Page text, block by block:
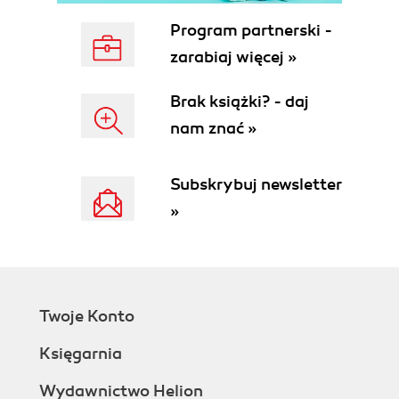
3.3.2.3. Orientation and Wayfinding
Mechanisms
3.3.3. Organizing Digital Resources
Resources
3.3.3.2. Information Architecture and
Statistics
3.3.4.1. Exploratory Analysis to
Properties
3.4.2. Interaction and Value Creation
Program partnerski -
zarabiaj więcej »
Brak książki? - daj
nam znać »
Subskrybuj newsletter
»
Twoje Konto
Księgarnia
Wydawnictwo Helion